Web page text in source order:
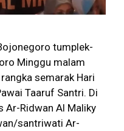
tumplek-
Minggu malam
semarak Hari
Taaruf Santri. Di
Ar-Ridwan Al Maliky
santriwati Ar-